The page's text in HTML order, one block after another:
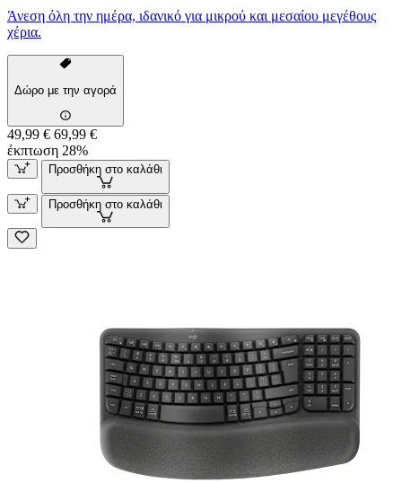
Άνεση όλη την ημέρα, ιδανικό για μικρού και μεσαίου μεγέθους
χέρια.
Δώρο με την αγορά
49,99 € 69,99 €
έκπτωση 28%
Προσθήκη στο καλάθι
Προσθήκη στο καλάθι